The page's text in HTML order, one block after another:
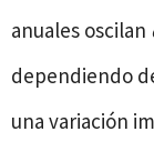
anuales oscilan
dependiendo
una variación